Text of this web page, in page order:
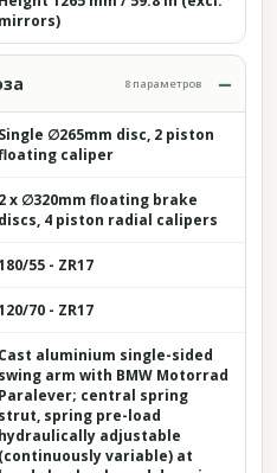
mirrors)
8 параметров
Single ∅265mm disc, 2 piston
caliper
2 x ∅320mm floating brake
discs, 4 piston radial calipers
55 - ZR17
70 - ZR17
Cast aluminium single-sided
swing arm with BMW Motorrad
Paralever; central spring
strut, spring pre-load
hydraulically adjustable
(continuously variable) at